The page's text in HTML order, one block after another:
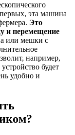
эта машина
Это
и перемещение
или мешки с
например,
будет
удобно и